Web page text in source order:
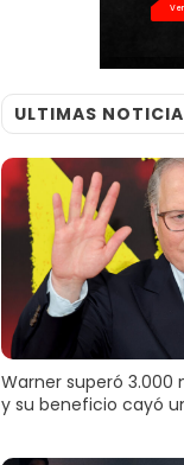
ULTIMAS
Warner superó
y su beneficio cayó